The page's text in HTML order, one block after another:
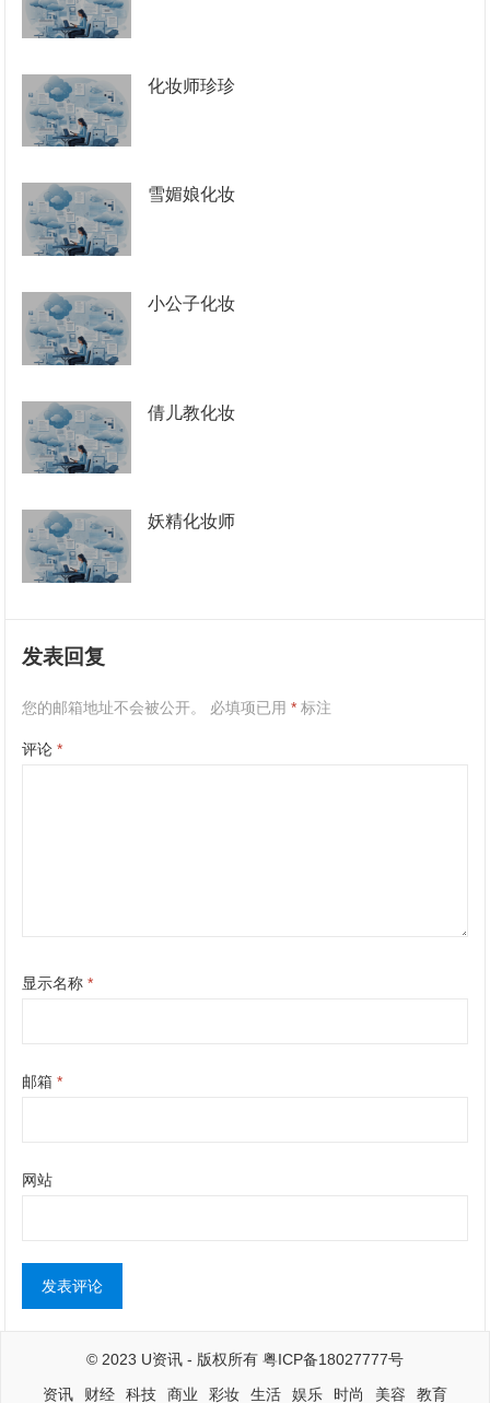
化妆师珍珍
雪媚娘化妆
小公子化妆
倩儿教化妆
妖精化妆师
发表回复
您的邮箱地址不会被公开。 必填项已用* 标注
评论*
显示名称*
邮箱*
网站
© 2023 U资讯 - 版权所有 粤ICP备18027777号
资讯
财经 科技 商业 彩妆 生活 娱乐 时尚 美容 教育